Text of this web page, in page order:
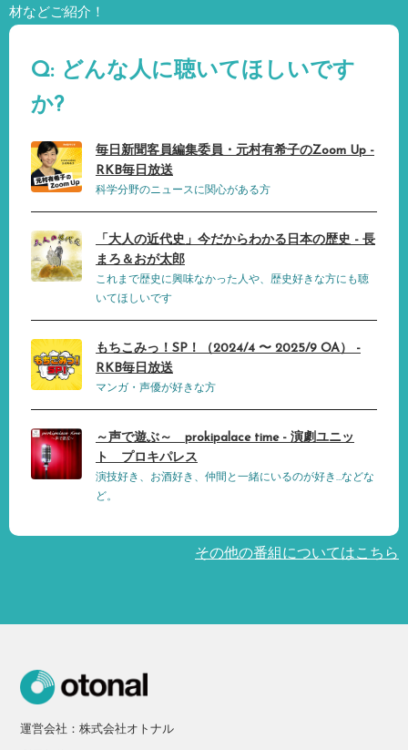
材などご紹介！
Q: どんな人に聴いてほしいです
か?
毎日新聞客員編集委員・元村有希子のZoom Up -
RKB毎日放送
科学分野のニュースに関心がある方
「大人の近代史」今だからわかる日本の歴史 - 長
まろ＆おが太郎
これまで歴史に興味なかった人や、歴史好きな方にも聴
いてほしいです
もちこみっ！SP！（2024/4 〜 2025/9 OA） -
RKB毎日放送
マンガ・声優が好きな方
～声で遊ぶ～ prokipalace time - 演劇ユニッ
ト プロキパレス
演技好き、お酒好き、仲間と一緒にいるのが好き…などな
ど。
その他の番組についてはこちら
運営会社：株式会社オトナル